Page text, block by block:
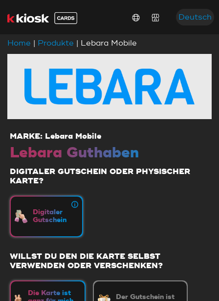
Deutsch
Home | Produkte | Lebara Mobile
MARKE: Lebara Mobile
Lebara Guthaben
DIGITALER GUTSCHEIN ODER PHYSISCHER
KARTE?
Digitaler
Gutschein
WILLST DU DEN DIE KARTE SELBST
VERWENDEN ODER VERSCHENKEN?
Die Karte ist
Der Gutschein ist